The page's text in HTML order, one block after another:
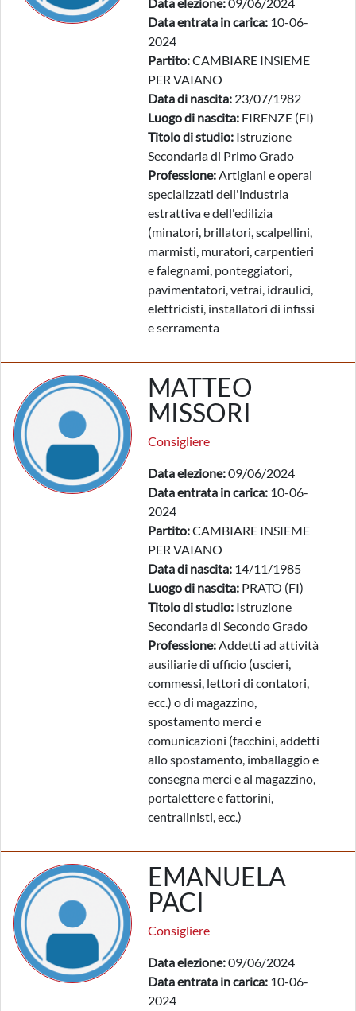
Data entrata in carica: 10-06-
2024
Partito:CAMBIARE INSIEME
PER VAIANO
Data di nascita: 23/07/1982
Luogo di nascita: FIRENZE (FI)
Titolo di studio: Istruzione
Secondaria di Primo Grado
Professione:Artigiani e operai
specializzati dell'industria
estrattiva e dell'edilizia
(minatori, brillatori, scalpellini,
marmisti, muratori, carpentieri
e falegnami, ponteggiatori,
pavimentatori, vetrai, idraulici,
elettricisti, installatori di infissi
e serramenta
MATTEO
MISSORI
Consigliere
Data elezione:09/06/2024
Data entrata in carica: 10-06-
2024
Partito:CAMBIARE INSIEME
PER VAIANO
Data di nascita: 14/11/1985
Luogo di nascita: PRATO (FI)
Titolo di studio: Istruzione
Secondaria di Secondo Grado
Professione:Addetti ad attività
ausiliarie di ufficio (uscieri,
commessi, lettori di contatori,
ecc.) o di magazzino,
spostamento merci e
comunicazioni (facchini, addetti
allo spostamento, imballaggio e
consegna merci e al magazzino,
portalettere e fattorini,
centralinisti, ecc.)
EMANUELA
PACI
Consigliere
Data elezione:09/06/2024
Data entrata in carica: 10-06-
2024